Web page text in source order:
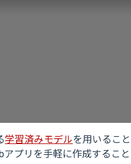
学習済みモデルを用いること
プリを手軽に作成すること